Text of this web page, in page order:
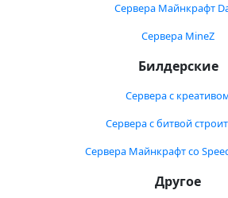
Сервера Майнкрафт
Сервера MineZ
Билдерские
Сервера с
Сервера с битвой
Сервера Майнкрафт со
Другое